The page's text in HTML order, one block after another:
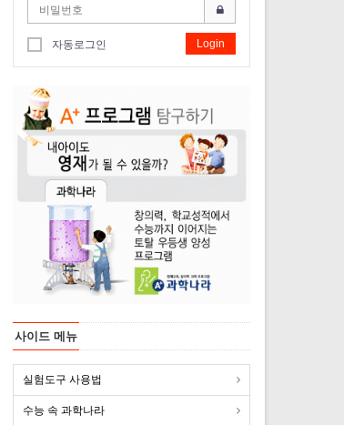
자동로그인 Login
사이드 메뉴
실험도구 사용법
수능 속 과학나라